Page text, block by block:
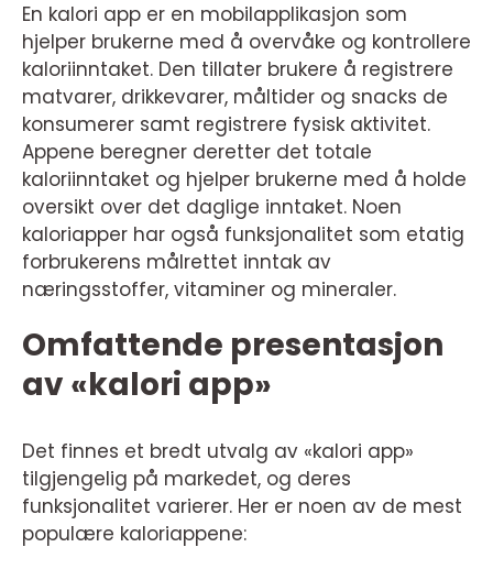
En kalori app er en mobilapplikasjon som
hjelper brukerne med å overvåke og kontrollere
kaloriinntaket. Den tillater brukere å registrere
matvarer, drikkevarer, måltider og snacks de
konsumerer samt registrere fysisk aktivitet.
Appene beregner deretter det totale
kaloriinntaket og hjelper brukerne med å holde
oversikt over det daglige inntaket. Noen
kaloriapper har også funksjonalitet som etatig
forbrukerens målrettet inntak av
næringsstoffer, vitaminer og mineraler.
Omfattende presentasjon
av «kalori app»
Det finnes et bredt utvalg av «kalori app»
tilgjengelig på markedet, og deres
funksjonalitet varierer. Her er noen av de mest
populære kaloriappene: